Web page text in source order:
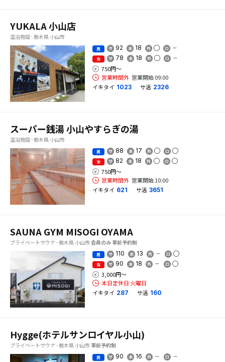
YUKALA 小山店
温浴施設 - 栃木県 小山市
男 92 18
女 78 18
750円〜
営業時間外 営業開始 09:00
イキタイ 1023 サ活 2326
スーパー銭湯 小山やすらぎの湯
温浴施設 - 栃木県 小山市
男 88 17
女 82 18
750円〜
営業時間外 営業開始 10:00
イキタイ 621 サ活 3651
SAUNA GYM MISOGI OYAMA
プライベートサウナ - 栃木県 小山市 会員のみ 事前予約制
男 110 13
女 90 18
3,000円〜
本日定休日 火曜日
イキタイ 287 サ活 160
Hygge(ホテルサンロイヤル小山)
プライベートサウナ - 栃木県 小山市 事前予約制
男 90 16